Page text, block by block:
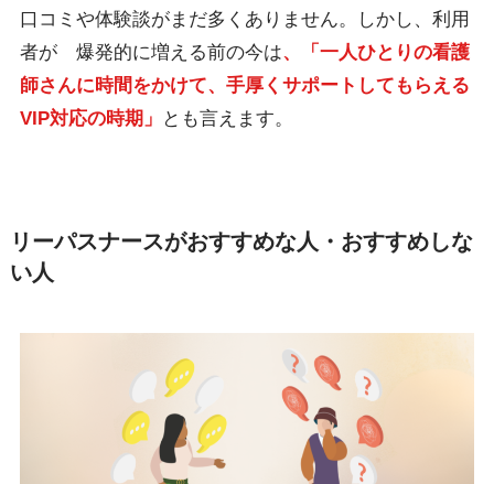
口コミや体験談がまだ多くありません。しかし、利用
者が 爆発的に増える前の今は、「一人ひとりの看護
師さんに時間をかけて、手厚くサポートしてもらえる
VIP対応の時期」
とも言えます。
リーパスナースがおすすめな人・おすすめしな
い人